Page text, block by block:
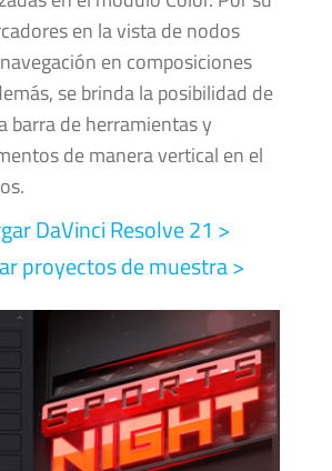
en la vista de nodos
en composiciones
se brinda la posibilidad de
barra de herramientas y
de manera vertical en el
DaVinci Resolve 21 >
proyectos de muestra >